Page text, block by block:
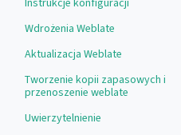
Wdrożenia Weblate
Aktualizacja Weblate
Tworzenie kopii zapasowych i
przenoszenie weblate
Uwierzytelnienie